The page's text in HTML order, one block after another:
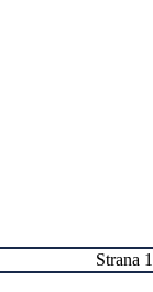
Strana 1